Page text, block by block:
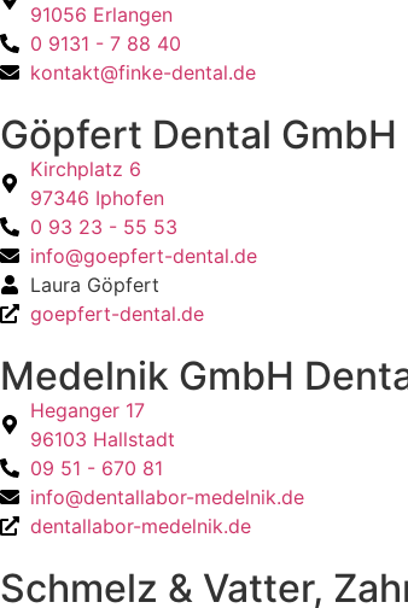
91056 Erlangen
0 9131 - 7 88 40
kontakt@finke-dental.de
Göpfert Dental GmbH
Kirchplatz 6
97346 Iphofen
0 93 23 - 55 53
info@goepfert-dental.de
Laura Göpfert
goepfert-dental.de
Medelnik GmbH
Heganger 17
96103 Hallstadt
09 51 - 670 81
info@dentallabor-medelnik.de
dentallabor-medelnik.de
Schmelz & Vatter,